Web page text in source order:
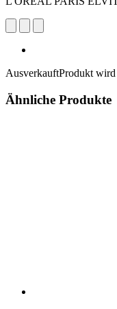
AusverkauftProdukt wird
Ähnliche Produkte